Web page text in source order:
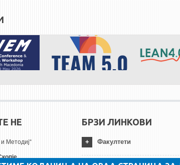
НЕ
Методиј“
БРЗИ ЛИНКОВИ
Факултети